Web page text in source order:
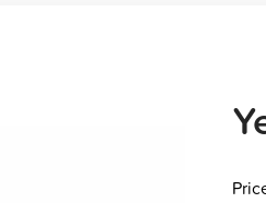
„Yealink W73H“ produkt byl přidán